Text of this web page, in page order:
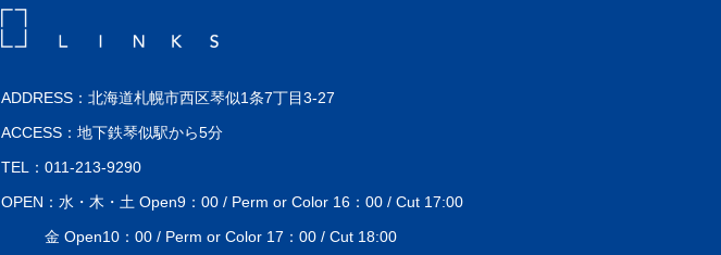
ADDRESS：北海道札幌市西区琴似1条7丁目3-27
ACCESS：地下鉄琴似駅から5分
TEL：011-213-9290
OPEN：水・木・土 Open9：00 / Perm or Color 16：00 / Cut 17:00
金 Open10：00 / Perm or Color 17：00 / Cut 18:00